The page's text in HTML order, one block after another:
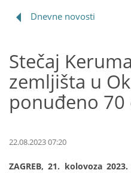
Dnevne novosti
Stečaj
zemljišta u
ponuđeno 70
22.08.2023 07:20
ZAGREB, 21. kolovoza